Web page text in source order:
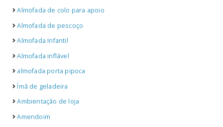
Almofada de colo para apoio
Almofada de pescoço
Almofada Infantil
Almofada inflável
almofada porta pipoca
Ímã de geladeira
Ambientação de loja
Amendoim